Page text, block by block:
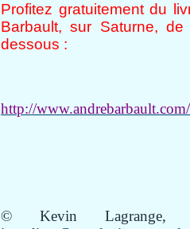
Profitez gratuitement du
Barbault, sur Saturne,
dessous :
http://
© Kevin Lagrange,